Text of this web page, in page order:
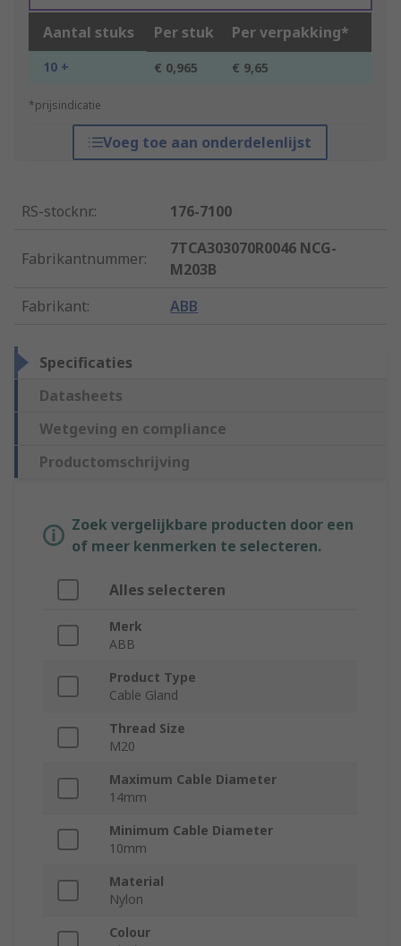
Aantal stuks Per stuk Per verpakking*
10 + € 0,965 € 9,65
*prijsindicatie
Voeg toe aan onderdelenlijst
RS-stocknr.: 176-7100
Fabrikantnummer:
7TCA303070R0046 NCG-
M203B
Fabrikant: ABB
Specificaties
Datasheets
Wetgeving en compliance
Productomschrijving
Zoek vergelijkbare producten door een
of meer kenmerken te selecteren.
Alles selecteren
Merk
ABB
Product Type
Cable Gland
Thread Size
M20
Maximum Cable Diameter
14mm
Minimum Cable Diameter
10mm
Material
Nylon
Colour